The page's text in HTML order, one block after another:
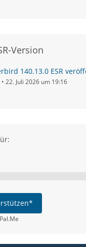
Version
140.13.0 ESR
22. Juli 2026 um 19:16